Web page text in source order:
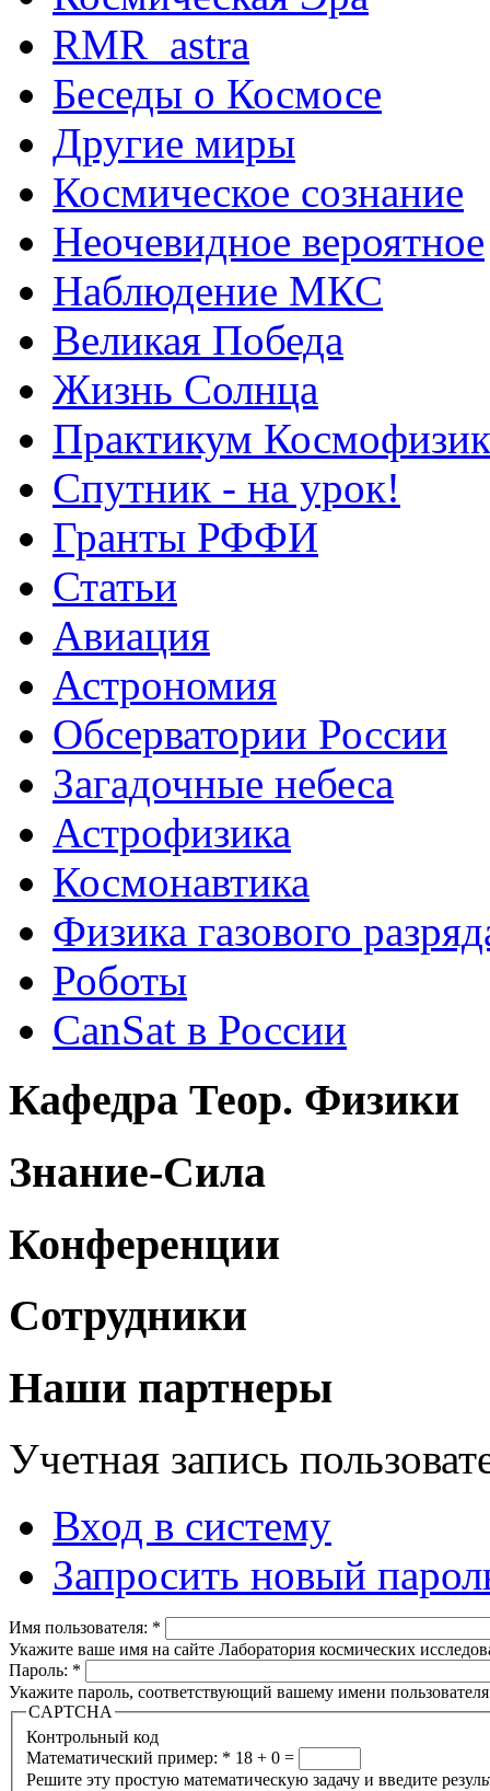
RMR_astra
Беседы о Космосе
Другие миры
Космическое сознание
Неочевидное вероятное
Наблюдение МКС
Великая Победа
Жизнь Солнца
Практикум
Спутник - на урок!
Гранты РФФИ
Статьи
Авиация
Астрономия
Обсерватории России
Загадочные небеса
Астрофизика
Космонавтика
Физика газового
Роботы
CanSat в России
Кафедра Теор. Физики
Знание-Сила
Конференции
Сотрудники
Наши партнеры
Учетная запись
Вход в систему
Запросить новый
Имя пользователя: *
Укажите ваше имя на сайте Лаборатория космических
Пароль: *
Укажите пароль, соответствующий вашему имени
CAPTCHA
Контрольный код
Математический пример: * 18 + 0 =
Решите эту простую математическую задачу и введите